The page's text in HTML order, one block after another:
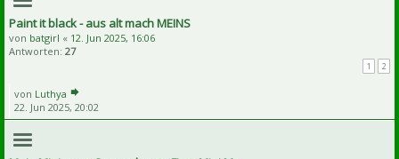
Paint it black - aus alt mach MEINS
von batgirl « 12. Jun 2025, 16:06
Antworten: 27
1 2
von Luthya
22. Jun 2025, 20:02